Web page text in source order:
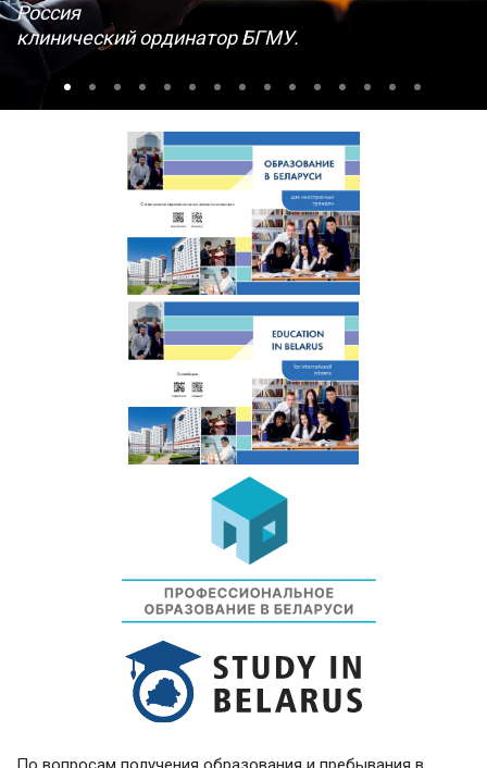
Россия
клинический ординатор БГМУ.